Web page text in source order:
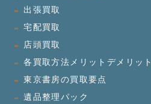
出張買取
宅配買取
店頭買取
各買取方法メリットデメリット
東京書房の買取要点
遺品整理パック